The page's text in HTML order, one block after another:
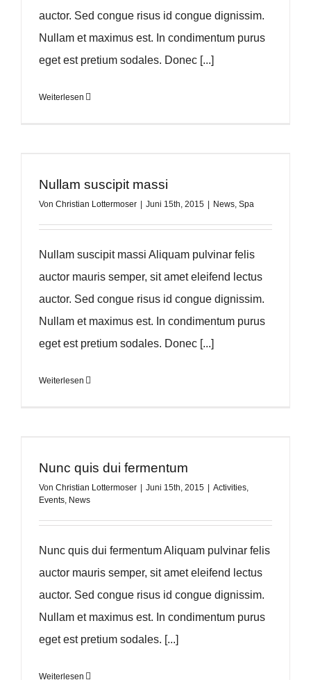
auctor. Sed congue risus id congue dignissim.
Nullam et maximus est. In condimentum purus
eget est pretium sodales. Donec [...]
Weiterlesen
Nullam suscipit massi
Von Christian Lottermoser Juni 15th, 2015 News, Spa
Nullam suscipit massi Aliquam pulvinar felis
auctor mauris semper, sit amet eleifend lectus
auctor. Sed congue risus id congue dignissim.
Nullam et maximus est. In condimentum purus
eget est pretium sodales. Donec [...]
Weiterlesen
Nunc quis dui fermentum
Von Christian Lottermoser Juni 15th, 2015 Activities,
Events, News
Nunc quis dui fermentum Aliquam pulvinar felis
auctor mauris semper, sit amet eleifend lectus
auctor. Sed congue risus id congue dignissim.
Nullam et maximus est. In condimentum purus
eget est pretium sodales. [...]
Weiterlesen